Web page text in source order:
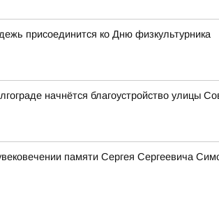
присоединится ко Дню физкультурника
начнётся благоустройство улицы
памяти Сергея Сергеевича